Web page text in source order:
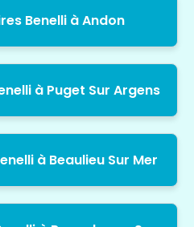
Benelli à Andon
à Puget Sur Argens
à Beaulieu Sur Mer